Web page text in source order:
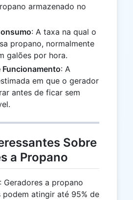
armazenado no
: A taxa na qual o
propano, normalmente
galões por hora.
Funcionamento: A
em que o gerador
antes de ficar sem
Sobre
a Propano
: Geradores a propano
podem atingir até 95% de